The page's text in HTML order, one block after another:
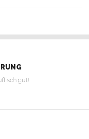
gut!